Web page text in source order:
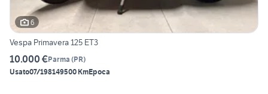
6
Vespa Primavera 125 ET3
10.000 €Parma (PR)
Usato07/198149500 KmEpoca